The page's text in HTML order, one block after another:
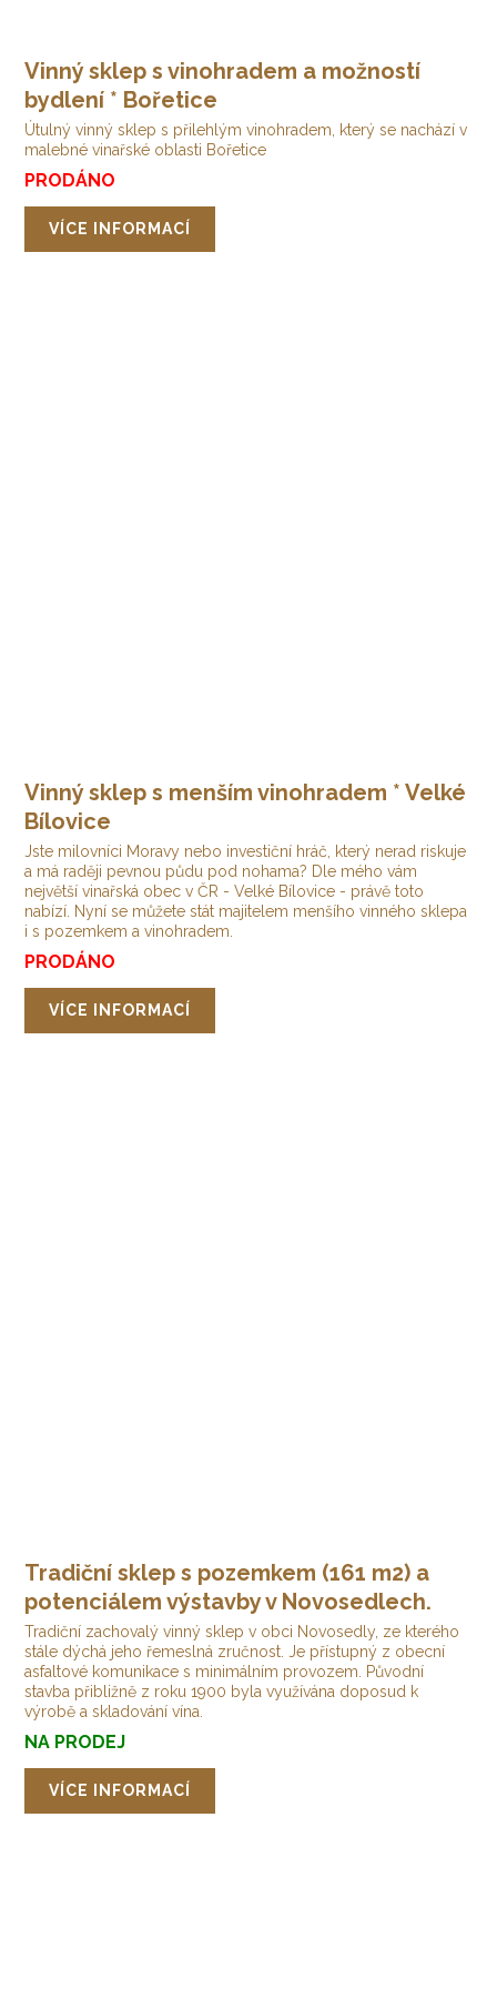
Vinný sklep s vinohradem a možností
bydlení * Bořetice
Útulný vinný sklep s přilehlým vinohradem, který se nachází v
malebné vinařské oblasti Bořetice
PRODÁNO
VÍCE INFORMACÍ
Vinný sklep s menším vinohradem * Velké
Bílovice
Jste milovníci Moravy nebo investiční hráč, který nerad riskuje
a má raději pevnou půdu pod nohama? Dle mého vám
největší vinařská obec v ČR - Velké Bílovice - právě toto
nabízí. Nyní se můžete stát majitelem menšího vinného sklepa
i s pozemkem a vinohradem.
PRODÁNO
VÍCE INFORMACÍ
Tradiční sklep s pozemkem (161 m2) a
potenciálem výstavby v Novosedlech.
Tradiční zachovalý vinný sklep v obci Novosedly, ze kterého
stále dýchá jeho řemeslná zručnost. Je přístupný z obecní
asfaltové komunikace s minimálním provozem. Původní
stavba přibližně z roku 1900 byla využívána doposud k
výrobě a skladování vína.
NA PRODEJ
VÍCE INFORMACÍ